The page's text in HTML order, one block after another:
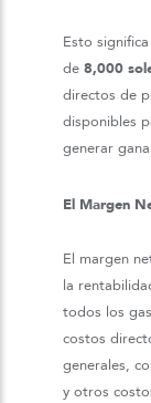
Esto
de 8,000
directos de
disponibles
generar
El Margen
El margen
la
todos los
costos
generales,
y otros